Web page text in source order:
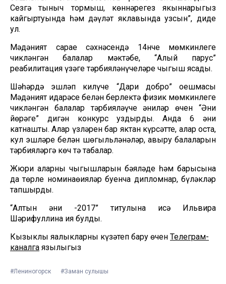
Сезгә тыныч тормыш, көннәрегез якыннарыгыз
кайгыртуында һәм дәүләт яклавында узсын”, диде
ул.
Мәдәният сарае сәхнәсендә 14нче мөмкинлеге
чикләнгән балалар мәктәбе, “Алый парус”
реабилитация үзәге тәрбияләнүчеләре чыгыш ясады.
Шәһәрдә эшләп килүче “Дари добро” оешмасы
Мәдәният идарәсе белән берлектә физик мөмкинлеге
чикләнгән балалар тәрбияләүче әниләр өчен “Әни
йөрәге” дигән конкурс уздырды. Анда 6 әни
катнашты. Алар үзләрен бар яктан күрсәтте, алар оста,
кул эшләре белән шөгыльләнәләр, авыру балаларын
тәрбияләргә көч тә табалар.
Жюри аларның чыгышларын бәяләде һәм барысына
да төрле номинаөияләр буенча дипломнар, бүләкләр
тапшырды.
“Алтын әни -2017” титулына исә Ильвира
Шәрифуллина ия булды.
Кызыклы яңалыкларны күзәтеп бару өчен Телеграм-
каналга язылыгыз
#Лениногорск #Заман сулышы